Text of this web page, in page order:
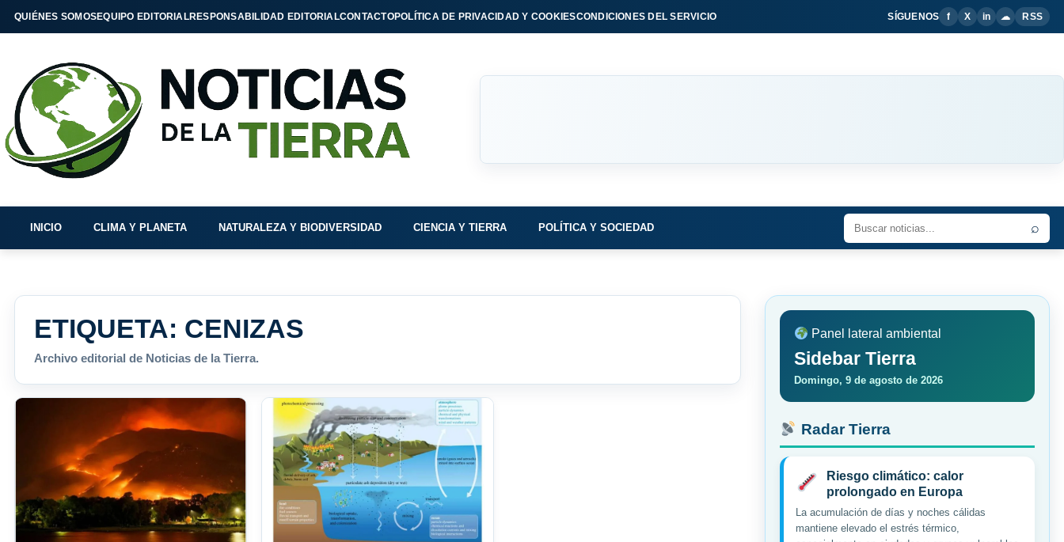
QUIÉNES SOMOSEQUIPO EDITORIALRESPONSABILIDAD EDITORIALCONTACTOPOLÍTICA DE PRIVACIDAD Y COOKIESCONDICIONES DEL SERVICIO SÍGUENOS f X in ☁ RSS
INICIO CLIMA Y PLANETA NATURALEZA Y BIODIVERSIDAD CIENCIA Y TIERRA POLÍTICA Y SOCIEDAD ⌕
ETIQUETA: CENIZAS
Archivo editorial de Noticias de la Tierra.
Panel lateral ambiental
Sidebar Tierra
Domingo, 9 de agosto de 2026
Radar Tierra
Riesgo climático: calor
prolongado en Europa
La acumulación de días y noches cálidas
mantiene elevado el estrés térmico,